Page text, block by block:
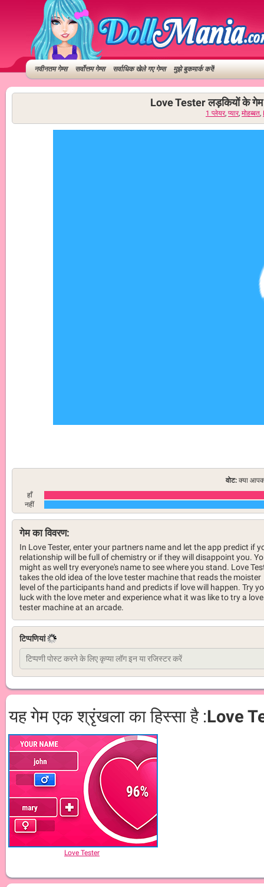
नवीनतम गेम्स सर्वोत्तम गेम्स सर्वाधिक खेले गए गेम्स मुझे बुकमार्क करें!
Love Tester लड़कियों के गेम
1 प्लेयर, प्यार, मोहब्बत,
वोट: क्या
हाँ
नहीं
गेम का विवरण:
In Love Tester, enter your partners name and let the app predict if
relationship will be full of chemistry or if they will disappoint you.
might as well try everyone's name to see where you stand. Love
takes the old idea of the love tester machine that reads the moister
level of the participants hand and predicts if love will happen. Try
luck with the love meter and experience what it was like to try a love
tester machine at an arcade.
टिप्पणियां
यह गेम एक श्रृंखला का हिस्सा है :Love
Love Tester